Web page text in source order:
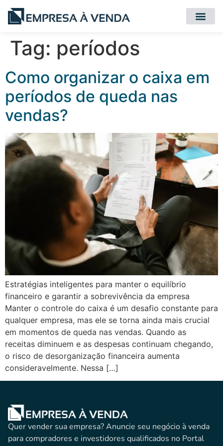
Tag: períodos
Como organizar o caixa em
períodos de queda nas
vendas?
Estratégias inteligentes para manter o equilíbrio
financeiro e garantir a sobrevivência da empresa
Manter o controle do caixa é um desafio constante para
qualquer empresa, mas ele se torna ainda mais crucial
em momentos de queda nas vendas. Quando as
receitas diminuem e as despesas continuam chegando,
o risco de desorganização financeira aumenta
consideravelmente. Nessa […]
Quer vender sua empresa? Anuncie seu negócio à venda
para compradores e investidores qualificados no Portal